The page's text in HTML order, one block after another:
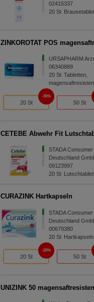
02415337
20St
ZINKOROTAT POS
URSAPHARM
06340889
20St Tabletten,
20 St
30%
50 St
CETEBE Abwehr Fit
STADA
Deutschland
09123997
20St
CURAZINK Hartkapseln
STADA
Deutschland
00679380
20St Hartkapseln
20 St
20%
50 St
UNIZINK 50